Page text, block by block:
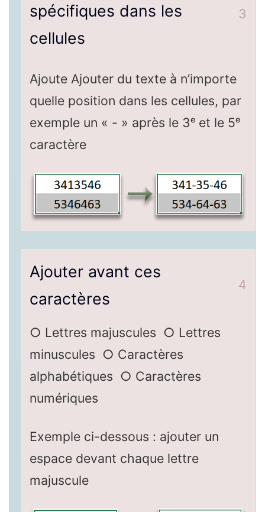
spécifiques dans les
cellules
3
Ajoute Ajouter du texte à n’importe
quelle position dans les cellules, par
exemple un « - » après le 3ᵉ et le 5ᵉ
caractère
Ajouter avant ces
caractères
4
○ Lettres majuscules ○ Lettres
minuscules ○ Caractères
alphabétiques ○ Caractères
numériques
Exemple ci-dessous : ajouter un
espace devant chaque lettre
majuscule